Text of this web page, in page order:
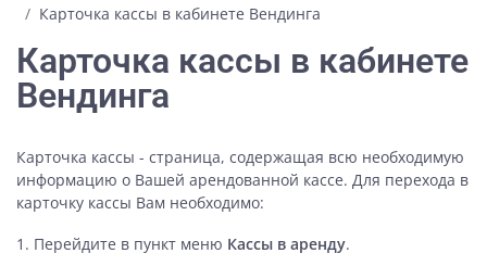
Карточка кассы в кабинете Вендинга
Карточка кассы в кабинете
Вендинга
Карточка кассы - страница, содержащая всю необходимую
информацию о Вашей арендованной кассе. Для перехода в
карточку кассы Вам необходимо:
Перейдите в пункт меню Кассы в аренду.